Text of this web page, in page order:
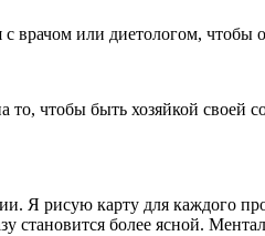
врачом или диетологом,
чтобы быть хозяйкой
рисую карту для каждого
становится более ясной.